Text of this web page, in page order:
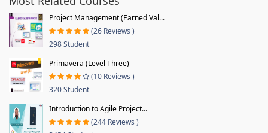
Project Management (Earned Val...
(26 Reviews )
298 Student
Primavera (Level Three)
(10 Reviews )
320 Student
Introduction to Agile Project...
(244 Reviews )